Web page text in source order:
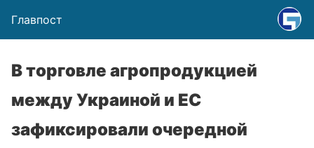
Главпост
В торговле агропродукцией
между Украиной и ЕС
зафиксировали очередной